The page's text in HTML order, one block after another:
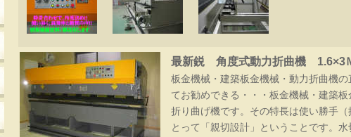
最新鋭 角度式動力折曲機 1.6×3
板金機械・建築板金機械・動力折曲機
てお勧めできる・・・板金機械・建築
折り曲げ機です。その特長は使い勝手
とって「親切設計」ということです。